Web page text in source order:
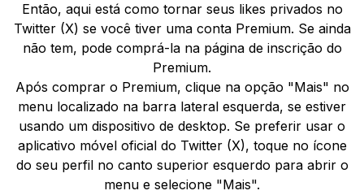
Então, aqui está como tornar seus likes privados no
Twitter (X) se você tiver uma conta Premium. Se ainda
não tem, pode comprá-la na página de inscrição do
Premium.
Após comprar o Premium, clique na opção "Mais" no
menu localizado na barra lateral esquerda, se estiver
usando um dispositivo de desktop. Se preferir usar o
aplicativo móvel oficial do Twitter (X), toque no ícone
do seu perfil no canto superior esquerdo para abrir o
menu e selecione "Mais".